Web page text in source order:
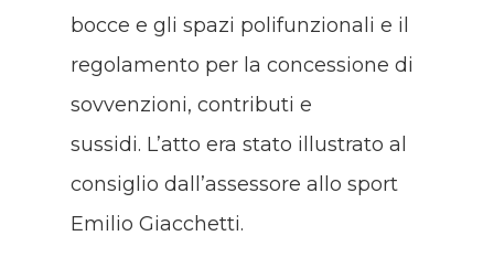
bocce e gli spazi polifunzionali e il
regolamento per la concessione di
sovvenzioni, contributi e
sussidi. L’atto era stato illustrato al
consiglio dall’assessore allo sport
Emilio Giacchetti.